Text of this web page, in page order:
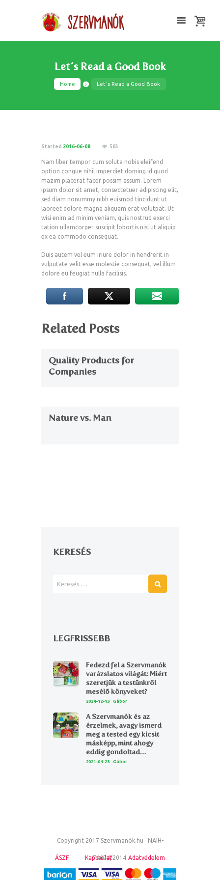
Let´s Read a Good Book
Home Let´s Read a Good Book
Started 2016-06-08 503
Nam liber tempor cum soluta nobis eleifend
option congue nihil imperdiet doming id quod
mazim placerat facer possim assum. Lorem
ipsum dolor sit amet, consectetuer adipiscing elit,
sed diam nonummy nibh euismod tincidunt ut
laoreet dolore magna aliquam erat volutpat. Ut
wisi enim ad minim veniam, quis nostrud exerci
tation ullamcorper suscipit lobortis nisl ut aliquip
ex ea commodo consequat.
Duis autem vel eum iriure dolor in hendrerit in
vulputate velit esse molestie consequat, vel illum
dolore eu feugiat nulla facilisis.
Related Posts
Quality Products for
Companies
Nature vs. Man
KERESÉS
LEGFRISSEBB
Fedezd fel a Szervmanók
varázslatos világát: Miért
szeretjük a testünkről
mesélő könyveket?
2024-12-13 Gábor
A Szervmanók és az
érzelmek, avagy ismerd
meg a tested egy kicsit
másképp, mint ahogy
eddig gondoltad…
2021-04-23 Gábor
Copyright 2017 Szervmanók.hu NAIH-
74674/2014
ÁSZF Kapcsolat Adatvédelem